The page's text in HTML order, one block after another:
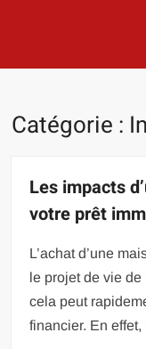
Catégorie :
Les impacts
votre prêt
L’achat d’une
le projet de vie
cela peut
financier. En effet,